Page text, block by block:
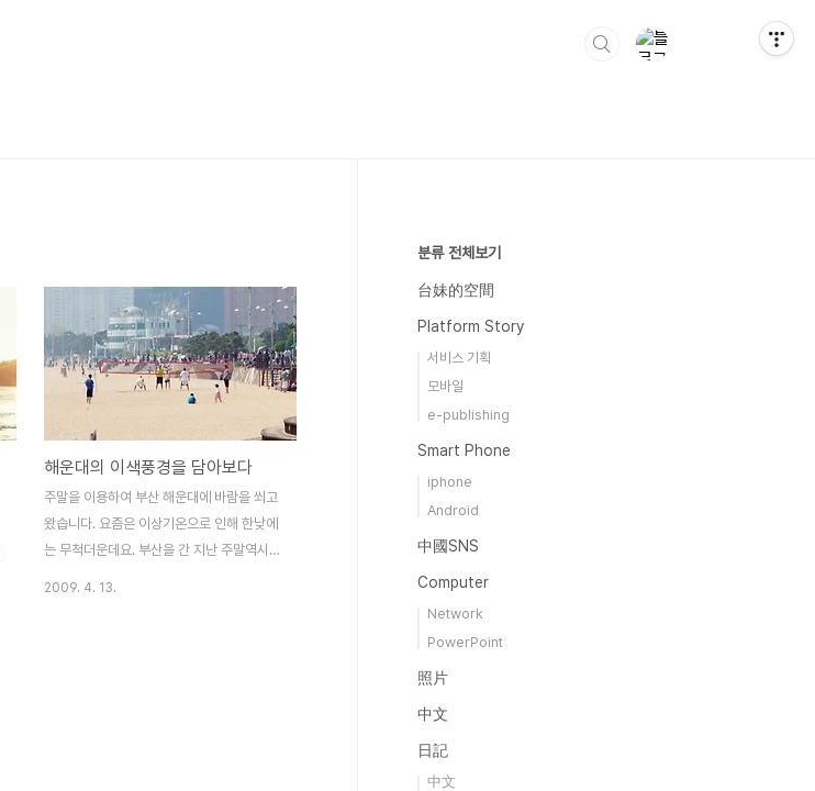
해운대의 이색풍경을 담아보다
주말을 이용하여 부산 해운대에 바람을 쐬고
왔습니다. 요즘은 이상기온으로 인해 한낮에
는 무척더운데요. 부산을 간 지난 주말역시
2009. 4. 13.
분류 전체보기
台妹的空間
Platform Story
서비스 기획
모바일
e-publishing
Smart Phone
iphone
Android
中國SNS
Computer
Network
PowerPoint
照片
中文
日記
中文